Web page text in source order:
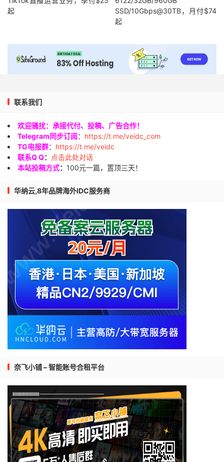
起
SSD/10Gbps@30TB，月付$74
起
联系我们
欢迎骚扰：承接代付、投稿、广告合作！
Telegram同步订阅： https://t.me/veidc_com
TG电报群： https://t.me/veidc
联系Q Q：
点击此处对话
本站投稿方式： 100元一篇，置顶三天！
华纳云,8年品牌海外IDC服务商
奈飞小铺 – 智能账号合租平台